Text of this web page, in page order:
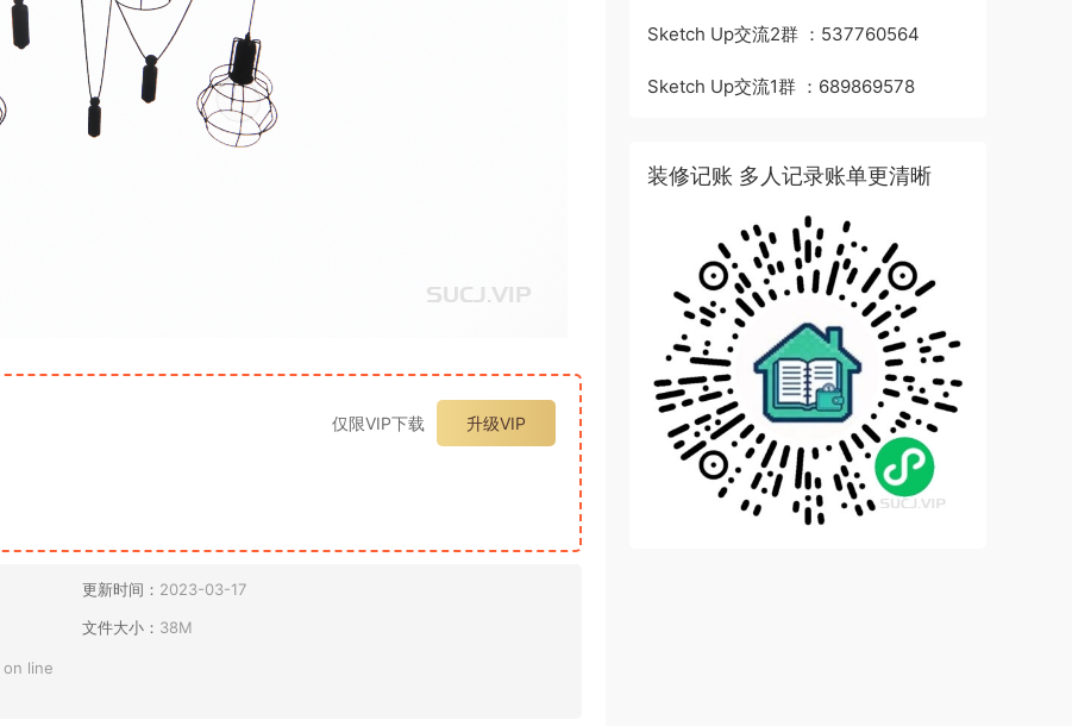
仅限VIP下载 升级VIP
on line
更新时间： 2023-03-17
文件大小： 38M
Sketch Up交流2群 ：537760564
Sketch Up交流1群 ：689869578
装修记账 多人记录账单更清晰